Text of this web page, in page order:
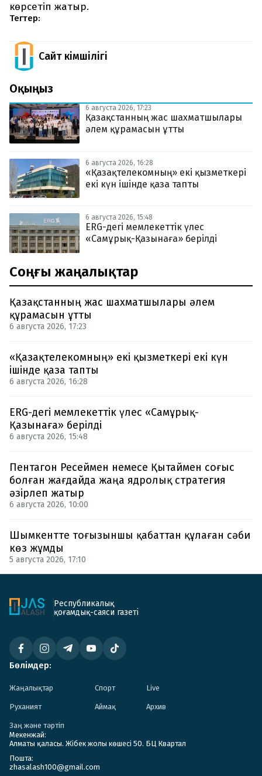
көрсетіп жатыр.
Тегтер:
Сайт Әкімшілігі
Оқыңыз
6 августа 2026, 17:23
Қазақстанның жас шахматшылары
әлем құрамасын ұтты
6 августа 2026, 16:28
«Қазақтелекомның» екі қызметкері
екі күн ішінде қаза тапты
6 августа 2026, 15:48
ERG-дегі мемлекеттік үлес
«Самұрық-Қазынаға» берілді
Соңғы жаңалықтар
Қазақстанның жас шахматшылары әлем
құрамасын ұтты
6 августа 2026, 17:23
«Қазақтелекомның» екі қызметкері екі күн
ішінде қаза тапты
6 августа 2026, 16:28
ERG-дегі мемлекеттік үлес «Самұрық-
Қазынаға» берілді
6 августа 2026, 15:48
Пентагон Ресеймен немесе Қытаймен соғыс
болған жағдайда жаңа ядролық стратегия
әзірлеп жатыр
6 августа 2026, 10:00
Шымкентте тоғызыншы қабаттан құлаған сәби
көз жұмды
5 августа 2026, 17:10
Республикалық
қоғамдық-саяси газеті
Бөлімдер:
Жаңалықтар Спорт Live
Руханият Аймақ Архив
Заң және тәртіп
Мекенжай:
Алматы қаласы. Жібек жолы көшесі 50. БЦ Квартал
Пошта:
zhasalash100@gmail.com